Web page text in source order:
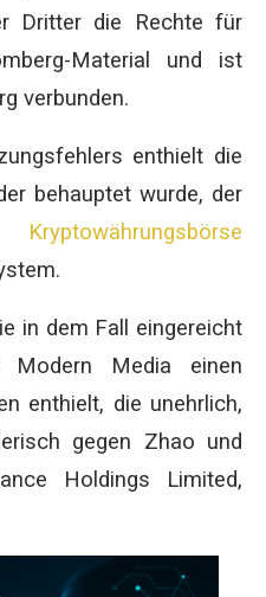
Dritter die Rechte für
Material und ist
verbunden.
enthielt die
behauptet wurde, der
Kryptowährungsbörse
in dem Fall eingereicht
Modern Media einen
enthielt, die unehrlich,
gegen Zhao und
Holdings Limited,